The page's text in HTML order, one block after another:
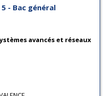
- Bac général
avancés et réseaux